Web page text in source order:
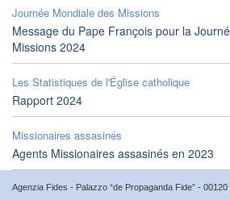
Journée Mondiale des Missions
Message du Pape François pour la
Missions 2024
Les Statistiques de l'Église catholique
Rapport 2024
Missionaires assasinés
Agents Missionaires assasinés en 2023
Agenzia Fides - Palazzo “de Propaganda Fide” -